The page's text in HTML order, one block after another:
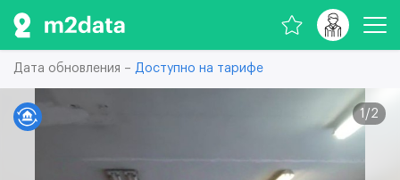
Дата обновления – Доступно на тарифе
1 /2